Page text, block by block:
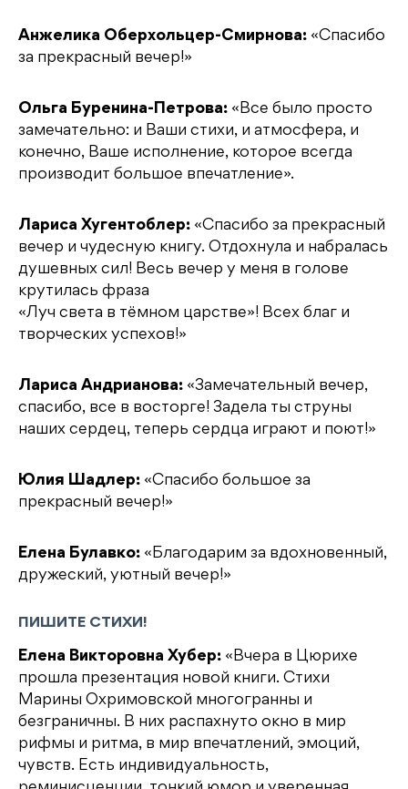
Анжелика Оберхольцер-Смирнова: «Спасибо
за прекрасный вечер!»
Ольга Буренина-Петрова: «Все было просто
замечательно: и Ваши стихи, и атмосфера, и
конечно, Ваше исполнение, которое всегда
производит большое впечатление».
Лариса Хугентоблер: «Спасибо за прекрасный
вечер и чудесную книгу. Отдохнула и набралась
душевных сил! Весь вечер у меня в голове
крутилась фраза
«Луч света в тёмном царстве»! Всех благ и
творческих успехов!»
Лариса Андрианова: «Замечательный вечер,
спасибо, все в восторге! Задела ты струны
наших сердец, теперь сердца играют и поют!»
Юлия Шадлер: «Спасибо большое за
прекрасный вечер!»
Елена Булавко: «Благодарим за вдохновенный,
дружеский, уютный вечер!»
ПИШИТЕ СТИХИ!
Елена Викторовна Хубер: «Вчера в Цюрихе
прошла презентация новой книги. Стихи
Марины Охримовской многогранны и
безграничны. В них распахнуто окно в мир
рифмы и ритма, в мир впечатлений, эмоций,
чувств. Есть индивидуальность,